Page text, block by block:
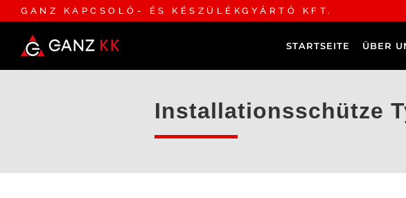
GANZ KAPCSOLÓ- ÉS KÉSZÜLÉKGYÁRTÓ KFT.
STARTSEITE ÜBER
Installationsschütze